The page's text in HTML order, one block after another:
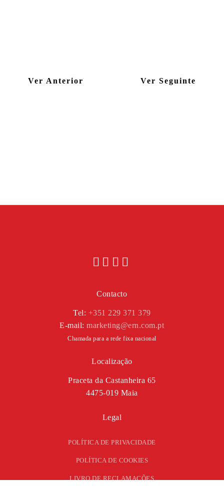
Ver Anterior Ver Seguinte
Contacto
Tel: +351 229 371 379
E-mail:marketing@ern.com.pt
Chamada para a rede fixa nacional
Localização
Praceta da Castanheira 65
4475-019 Maia
Legal
POLÍTICA DE PRIVACIDADE
POLÍTICA DE COOKIES
LIVRO DE RECLAMAÇÕES